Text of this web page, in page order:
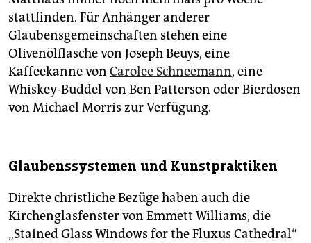
stattfinden. Für Anhänger anderer
Glaubensgemeinschaften stehen eine
Olivenölflasche von Joseph Beuys, eine
Kaffeekanne von Carolee Schneemann, eine
Whiskey-Buddel von Ben Patterson oder Bierdosen
von Michael Morris zur Verfügung.
Glaubenssystemen und Kunstpraktiken
Direkte christliche Bezüge haben auch die
Kirchenglasfenster von Emmett Williams, die
„Stained Glass Windows for the Fluxus Cathedral“